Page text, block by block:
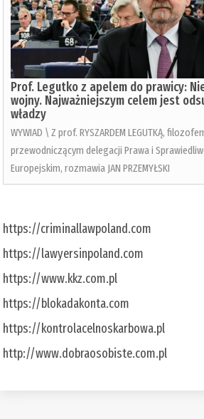
Prof. Legutko z apelem do prawicy:
wojny. Najważniejszym celem jest
władzy
WYWIAD \ Z prof. RYSZARDEM LEGUTKĄ,
przewodniczącym delegacji Prawa i
Europejskim, rozmawia JAN PRZEMYŁSKI
https://criminallawpoland.com
https://lawyersinpoland.com
https://www.kkz.com.pl
https://blokadakonta.com
https://kontrolacelnoskarbowa.pl
http://www.dobraosobiste.com.pl